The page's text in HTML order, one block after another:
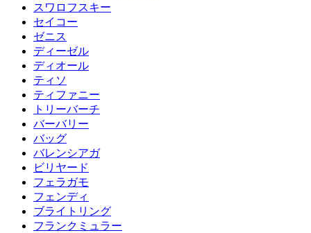
スワロフスキー
セイコー
ゼニス
ディーゼル
ディオール
ティソ
ティファニー
トリーバーチ
バーバリー
バッグ
バレンシアガ
ビリヤード
フェラガモ
フェンディ
ブライトリング
フランクミュラー